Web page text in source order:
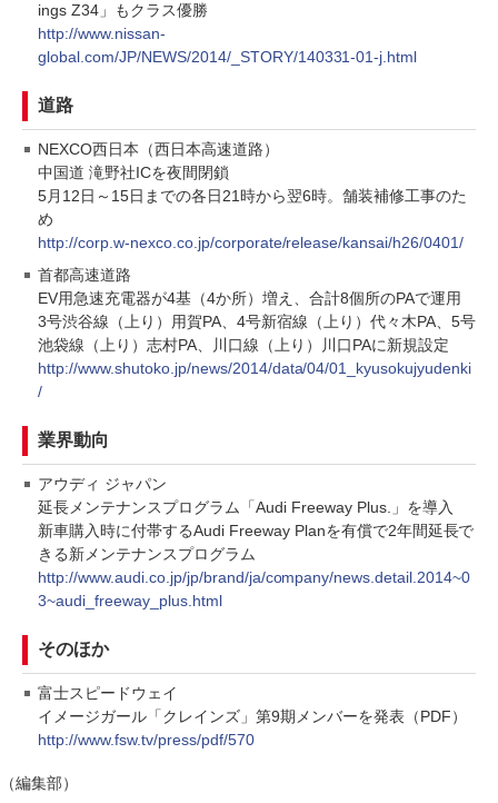
ings Z34」もクラス優勝
http://www.nissan-
global.com/JP/NEWS/2014/_STORY/140331-01-j.html
道路
NEXCO西日本（西日本高速道路）
中国道 滝野社ICを夜間閉鎖
5月12日～15日までの各日21時から翌6時。舗装補修工事のた
め
http://corp.w-nexco.co.jp/corporate/release/kansai/h26/0401/
首都高速道路
EV用急速充電器が4基（4か所）増え、合計8個所のPAで運用
3号渋谷線（上り）用賀PA、4号新宿線（上り）代々木PA、5号
池袋線（上り）志村PA、川口線（上り）川口PAに新規設定
http://www.shutoko.jp/news/2014/data/04/01_kyusokujyudenki
/
業界動向
アウディ ジャパン
延長メンテナンスプログラム「Audi Freeway Plus.」を導入
新車購入時に付帯するAudi Freeway Planを有償で2年間延長で
きる新メンテナンスプログラム
http://www.audi.co.jp/jp/brand/ja/company/news.detail.2014~0
3~audi_freeway_plus.html
そのほか
富士スピードウェイ
イメージガール「クレインズ」第9期メンバーを発表（PDF）
http://www.fsw.tv/press/pdf/570
（編集部）